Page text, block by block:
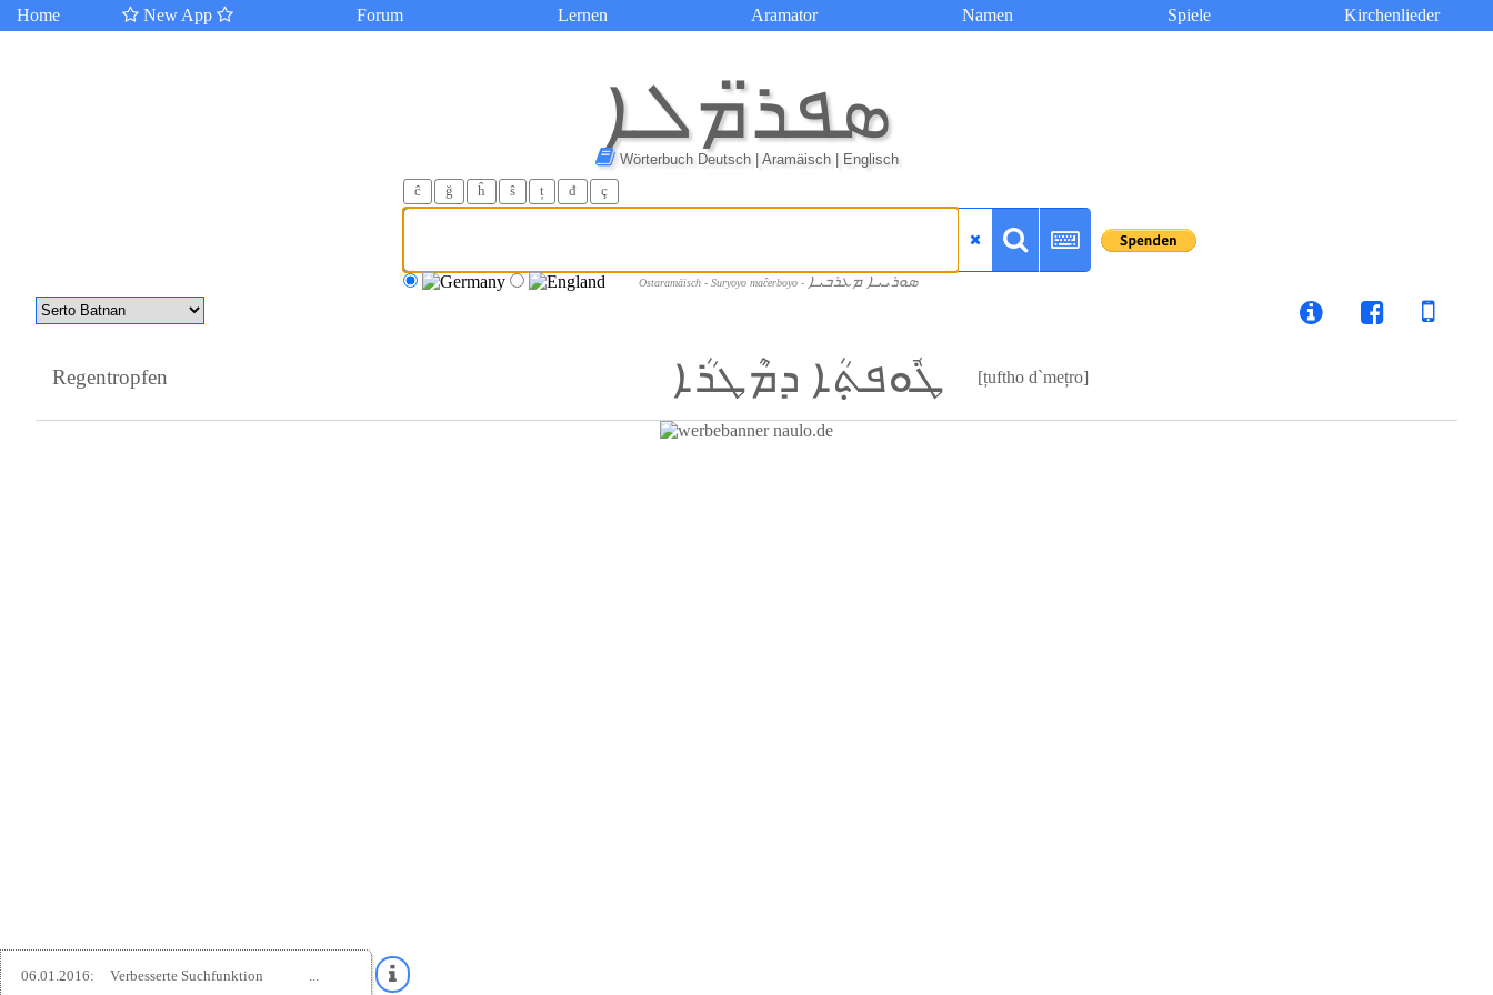
Home New App Forum Lernen Aramator Namen Spiele Kirchenlieder
ܣܦܪ̈ܡܠܐ
Wörterbuch Deutsch | Aramäisch | Englisch
ĉ ğ ĥ ŝ ț đ ç
Ostaramäisch - Suryoyo maĉerboyo - ܣܘܪܝܝܐ ܡܥܪܒܝܐ
Regentropfen ܛܽܘܦܬ݂ܳܐ ܕܡܶܛܪܳܐ [țuftho d`mețro]
06.01.2016: Verbesserte Suchfunktion ...